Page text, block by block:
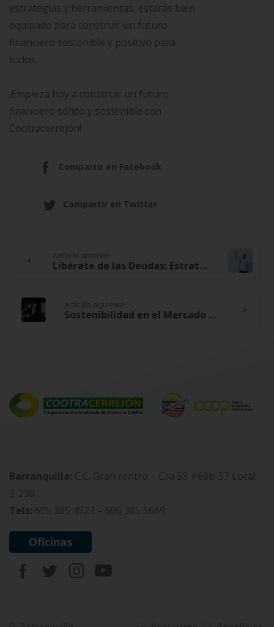
estrategias y herramientas, estarás bien
equipado para construir un futuro
financiero sostenible y positivo para
todos.
¡Empieza hoy a construir un futuro
financiero sólido y sostenible con
Cootracerrejón!
Compartir en Facebook
Compartir en Twitter
Continue
Reading
Artículo anterior
Libérate de las Deudas: Estrategias Innovadoras para una Libertad Financiera Duradera
Artículo siguiente
Sostenibilidad en el Mercado Laboral: Adaptando tus Habilidades para el Futuro
Barranquilla: C.C. Gran centro – Cra 53 #68b-57 Local
2-230
Tels: 605 385 4923 – 605 385 5669
Oficinas